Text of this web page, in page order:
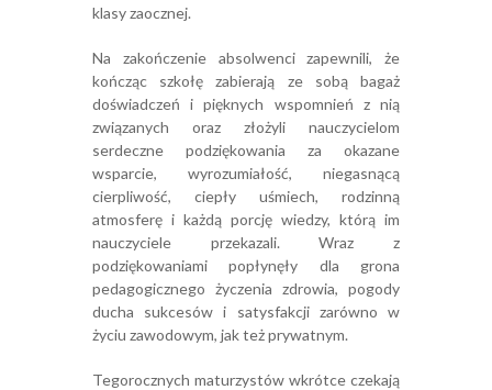
klasy zaocznej.
Na zakończenie absolwenci zapewnili, że
kończąc szkołę zabierają ze sobą bagaż
doświadczeń i pięknych wspomnień z nią
związanych oraz złożyli nauczycielom
serdeczne podziękowania za okazane
wsparcie, wyrozumiałość, niegasnącą
cierpliwość, ciepły uśmiech, rodzinną
atmosferę i każdą porcję wiedzy, którą im
nauczyciele przekazali. Wraz z
podziękowaniami popłynęły dla grona
pedagogicznego życzenia zdrowia, pogody
ducha sukcesów i satysfakcji zarówno w
życiu zawodowym, jak też prywatnym.
Tegorocznych maturzystów wkrótce czekają